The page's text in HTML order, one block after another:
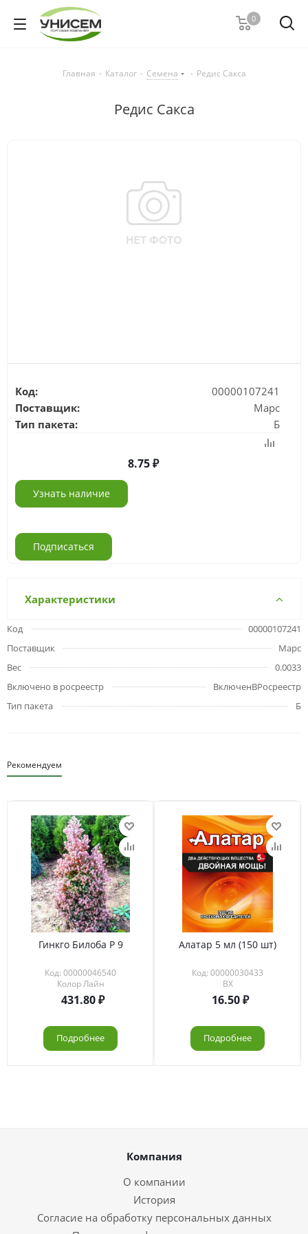
0
Главная - Каталог - Семена - Редис Сакса
Редис Сакса
Код:
00000107241
Поставщик:
Марс
Тип пакета:
Б
8.75
Узнать наличие
Подписаться
Характеристики
Код
00000107241
Поставщик
Марс
Вес
0.0033
Включено в росреестр
ВключенВРосреестр
Тип пакета
Б
Рекомендуем
Гинкго Билоба Р 9
Код: 00000046540
Колор Лайн
431.80
Подробнее
Алатар 5 мл (150 шт)
Код: 00000030433
ВХ
16.50
Подробнее
Компания
О компании
История
Согласие на обработку персональных данных